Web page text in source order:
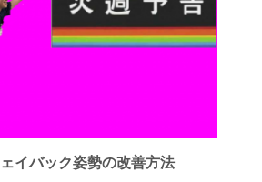
イバック姿勢の改善方法